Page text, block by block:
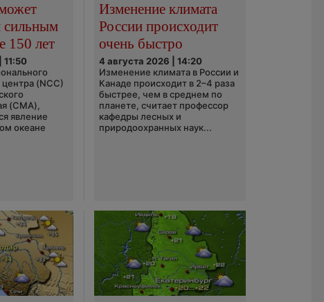
сильным
150 лет
11:50
(NCC)
(CMA),
явление
океане
Изменение климата
России происходит
очень быстро
4 августа 2026 | 14:20
Изменение климата в России и
Канаде происходит в 2–4 раза
быстрее, чем в среднем по
планете, считает профессор
кафедры лесных и
природоохранных наук...